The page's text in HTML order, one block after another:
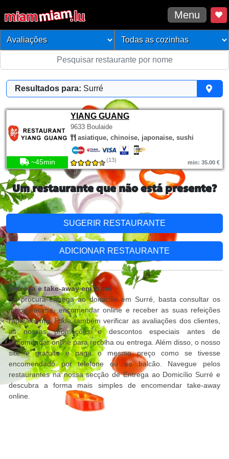
Menu
Resultados para: Surré
YIANG GUANG
9633 Boulaide
asiatique, chinoise, japonaise, sushi
~45min (13) min: 35.00 €
Um restaurante que não está presente?
SUGERIR RESTAURANTE
ADICIONAR RESTAURANTE
Entrega e take-away em Surré
Se procura entrega ao domicílio em Surré, basta consultar os
menus acima, encomendar online e receber as suas refeições
rapidamente. Pode também verificar as avaliações dos clientes,
as nossas promoções e descontos especiais antes de
encomendar online para recolha ou entrega. Além disso, o nosso
site é gratuito e paga o mesmo preço como se tivesse
encomendado por telefone ou ao balcão. Navegue pelos
restaurantes na nossa secção de Entrega ao Domicílio Surré e
descubra a forma mais simples de encomendar take-away
online.